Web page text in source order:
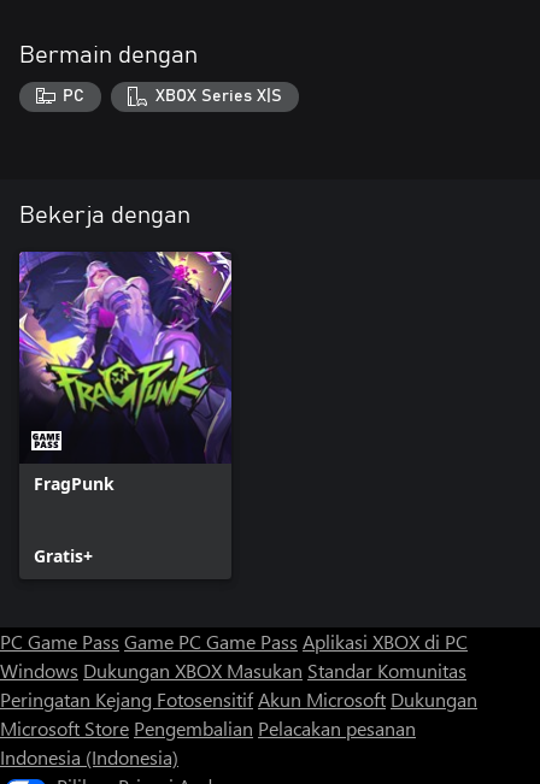
Bermain dengan
PC XBOX Series X|S
Bekerja dengan
FragPunk
Gratis+
PC Game Pass Game PC Game Pass Aplikasi XBOX di PC
Windows Dukungan XBOX Masukan Standar Komunitas
Peringatan Kejang FotosensitifAkun Microsoft Dukungan
Microsoft Store Pengembalian Pelacakan pesanan
Indonesia (Indonesia)